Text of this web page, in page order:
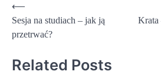
Nawigacja
wpisu
⟵
Sesja na studiach – jak ją
przetrwać?
Krata
Related Posts